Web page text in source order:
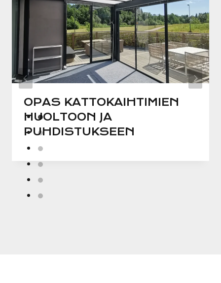
OPAS KATTOKAIHTIMIEN
HUOLTOON JA
PUHDISTUKSEEN